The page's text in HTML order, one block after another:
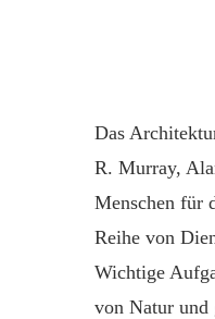
Das
R. Murray,
Menschen für
Reihe von
Wichtige
von Natur